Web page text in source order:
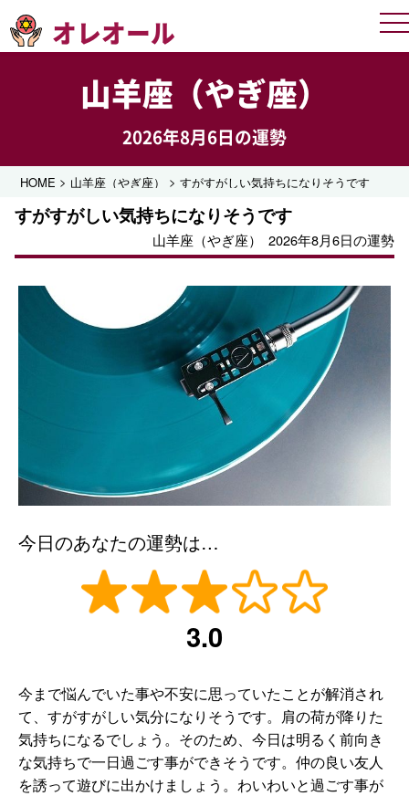
オレオール
山羊座（やぎ座）
2026年8月6日の運勢
HOME > 山羊座（やぎ座） >すがすがしい気持ちになりそうです
すがすがしい気持ちになりそうです
山羊座（やぎ座） 2026年8月6日の運勢
今日のあなたの運勢は…
3.0
今まで悩んでいた事や不安に思っていたことが解消され
て、すがすがしい気分になりそうです。肩の荷が降りた
気持ちになるでしょう。そのため、今日は明るく前向き
な気持ちで一日過ごす事ができそうです。仲の良い友人
を誘って遊びに出かけましょう。わいわいと過ごす事が